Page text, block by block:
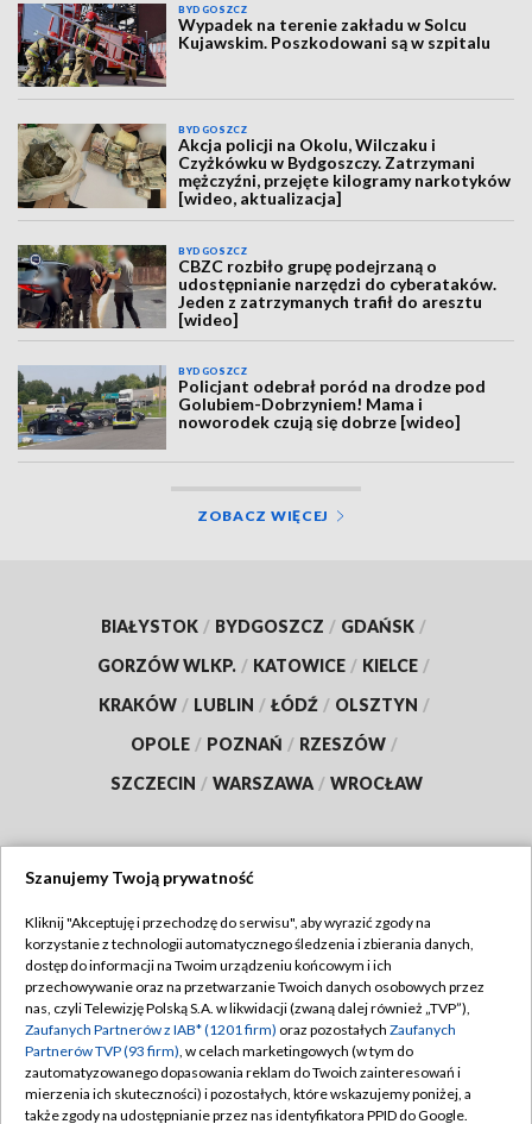
BYDGOSZCZ
Wypadek na terenie zakładu w Solcu
Kujawskim. Poszkodowani są w szpitalu
BYDGOSZCZ
Akcja policji na Okolu, Wilczaku i
Czyżkówku w Bydgoszczy. Zatrzymani
mężczyźni, przejęte kilogramy narkotyków
[wideo, aktualizacja]
BYDGOSZCZ
CBZC rozbiło grupę podejrzaną o
udostępnianie narzędzi do cyberataków.
Jeden z zatrzymanych trafił do aresztu
[wideo]
BYDGOSZCZ
Policjant odebrał poród na drodze pod
Golubiem-Dobrzyniem! Mama i
noworodek czują się dobrze [wideo]
ZOBACZ WIĘCEJ
BIAŁYSTOK / BYDGOSZCZ / GDAŃSK /
GORZÓW WLKP. / KATOWICE / KIELCE /
KRAKÓW / LUBLIN / ŁÓDŹ / OLSZTYN /
OPOLE / POZNAŃ / RZESZÓW /
SZCZECIN / WARSZAWA / WROCŁAW
TVP
Abonament TVP
Emisja w TVP
Centrum informacji TVP
Naziemna Telewizja Cyfrowa
Regulamin TVP
Polityka prywatności
Moje zgody
Pomoc
Szanujemy Twoją prywatność
Kliknij "Akceptuję i przechodzę do serwisu", aby wyrazić zgody na
korzystanie z technologii automatycznego śledzenia i zbierania danych,
dostęp do informacji na Twoim urządzeniu końcowym i ich
przechowywanie oraz na przetwarzanie Twoich danych osobowych przez
nas, czyli Telewizję Polską S.A. w likwidacji (zwaną dalej również „TVP”),
Zaufanych Partnerów z IAB* (1201 firm) oraz pozostałych Zaufanych
Partnerów TVP (93 firm), w celach marketingowych (w tym do
zautomatyzowanego dopasowania reklam do Twoich zainteresowań i
mierzenia ich skuteczności) i pozostałych, które wskazujemy poniżej, a
także zgody na udostępnianie przez nas identyfikatora PPID do Google.